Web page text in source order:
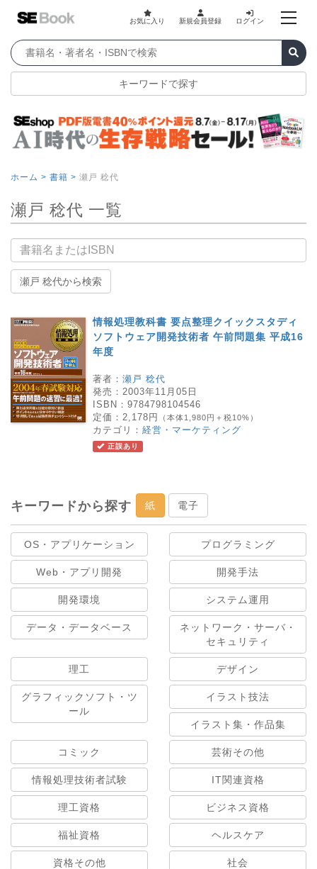
お気に入り 新規会員登録 ログイン
キーワードで探す
ホーム > 書籍 > 瀬戸 稔代
瀬戸 稔代 一覧
書籍名
瀬戸 稔代から検索
情報処理教科書 要点整理クイックスタディ
ソフトウェア開発技術者 午前問題集 平成16
年度
著者： 瀬戸 稔代
発売： 2003年11月05日
ISBN： 9784798104546
定価： 2,178円 （本体1,980円＋税10%）
カテゴリ： 経営・マーケティング
正誤あり
キーワードから探す 紙 電子
OS・アプリケーション プログラミング
Web・アプリ開発 開発手法
開発環境 システム運用
データ・データベース
ネットワーク・サーバ・
セキュリティ
理工 デザイン
グラフィックソフト・ツ
ール
イラスト技法
イラスト集・作品集
コミック 芸術その他
情報処理技術者試験 IT関連資格
理工資格 ビジネス資格
福祉資格 ヘルスケア
資格その他 社会